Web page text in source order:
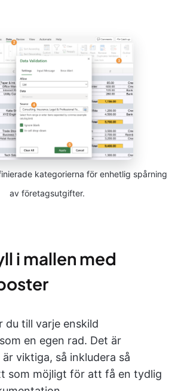
kategorierna för enhetlig spårning
av företagsutgifter.
i mallen med
du till varje enskild
en egen rad. Det är
viktiga, så inkludera så
som möjligt för att få en tydlig